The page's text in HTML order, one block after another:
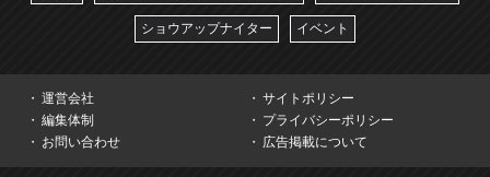
ショウアップナイター イベント
運営会社
サイトポリシー
編集体制
プライバシーポリシー
お問い合わせ
広告掲載について